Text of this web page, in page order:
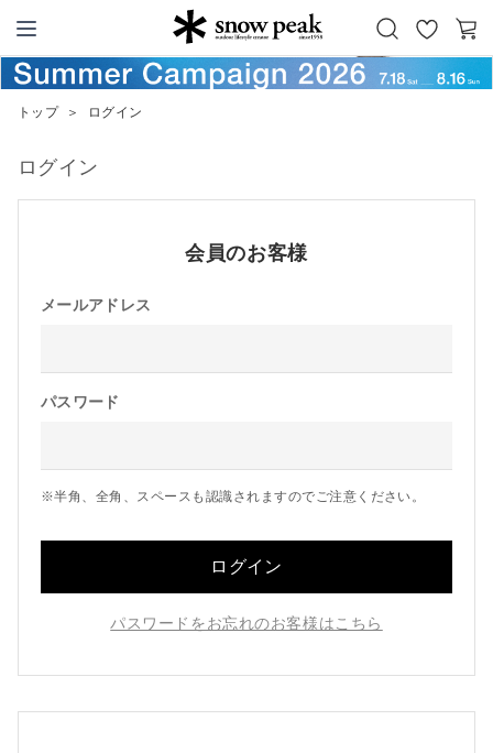
Snow Peak
お
気
カ
ー
トップ ＞ ログイン
ログイン
会員のお客様
メールアドレス
パスワード
※半角、全角、スペースも認識されますのでご注意ください。
ログイン
パスワードをお忘れのお客様はこちら